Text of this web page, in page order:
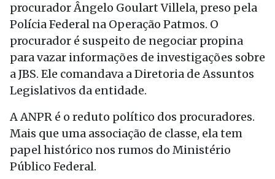
procurador Ângelo Goulart Villela, preso pela
Polícia Federal na Operação Patmos. O
procurador é suspeito de negociar propina
para vazar informações de investigações sobre
a JBS. Ele comandava a Diretoria de Assuntos
Legislativos da entidade.
A ANPR é o reduto político dos procuradores.
Mais que uma associação de classe, ela tem
papel histórico nos rumos do Ministério
Público Federal.